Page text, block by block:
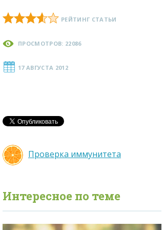
РЕЙТИНГ СТАТЬИ
ПРОСМОТРОВ: 22086
17 АВГУСТА 2012
Проверка иммунитета
Интересное по теме